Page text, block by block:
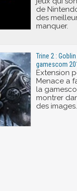
de
des
manquer.
Trine 2 :
gamescom
Extension
Menace a
la
montrer
des images.